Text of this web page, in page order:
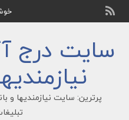
سایت درج
پرترین: سایت نیازمندیها و